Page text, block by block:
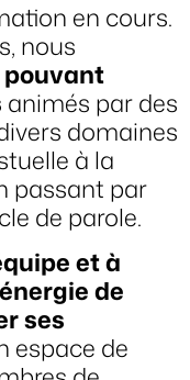
en cours.
nous
animés par des
domaines
à la
passant par
de parole.
et à
de
ses
espace de